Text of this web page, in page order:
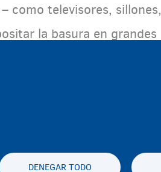
como televisores, sillones,
la basura en grandes
DENEGAR TODO